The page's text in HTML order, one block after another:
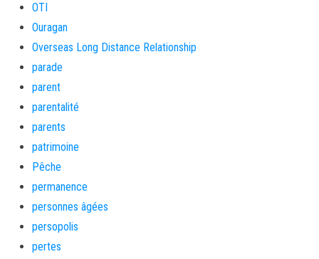
OTI
Ouragan
Overseas Long Distance Relationship
parade
parent
parentalité
parents
patrimoine
Pêche
permanence
personnes âgées
persopolis
pertes